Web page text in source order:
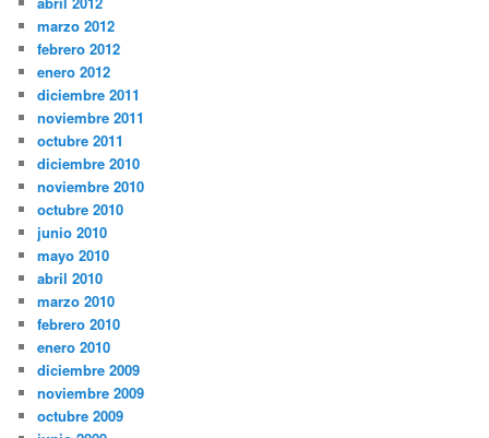
marzo 2012
febrero 2012
enero 2012
diciembre 2011
noviembre 2011
octubre 2011
diciembre 2010
noviembre 2010
octubre 2010
junio 2010
mayo 2010
abril 2010
marzo 2010
febrero 2010
enero 2010
diciembre 2009
noviembre 2009
octubre 2009